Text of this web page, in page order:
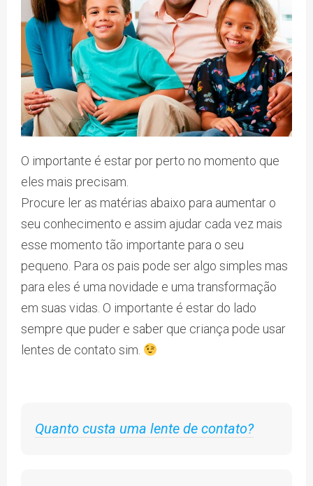
O importante é estar por perto no momento que
eles mais precisam.
Procure ler as matérias abaixo para aumentar o
seu conhecimento e assim ajudar cada vez mais
esse momento tão importante para o seu
pequeno. Para os pais pode ser algo simples mas
para eles é uma novidade e uma transformação
em suas vidas. O importante é estar do lado
sempre que puder e saber que criança pode usar
lentes de contato sim.
Quanto custa uma lente de contato?